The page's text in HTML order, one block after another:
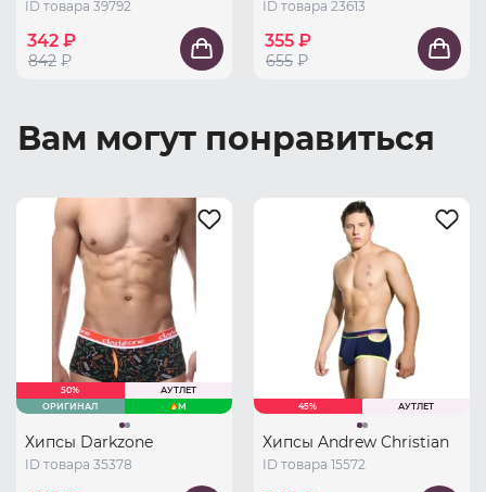
ID товара 39792
342 ₽
842 ₽
ID товара 23613
355 ₽
655 ₽
Вам могут понравиться
50%
АУТЛЕТ
ОРИГИНАЛ
M
Хипсы Darkzone
ID товара 35378
45% АУТЛЕТ
Хипсы Andrew Christian
ID товара 15572